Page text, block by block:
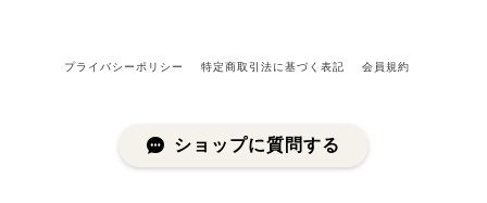
プライバシーポリシー 特定商取引法に基づく表記 会員規約
©comorebi
ショップに質問する